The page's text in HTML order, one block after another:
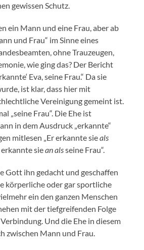
gewissen Schutz.
ein Mann und eine Frau, aber ab
und Frau“ im Sinne eines
ohne Trauzeugen,
wie ging das? Der Bericht
Eva, seine Frau.“ Da sie
ist klar, dass hier mit
Vereinigung gemeint ist.
„seine Frau“. Die Ehe ist
in dem Ausdruck „erkannte“
mitlesen „Er erkannte sieals
erkannte siean alsseine Frau“.
Gott ihn gedacht und geschaffen
körperliche oder gar sportliche
ein den ganzen Menschen
mit der tiefgreifenden Folge
Und die Ehe in diesem
zwischen Mann und Frau.